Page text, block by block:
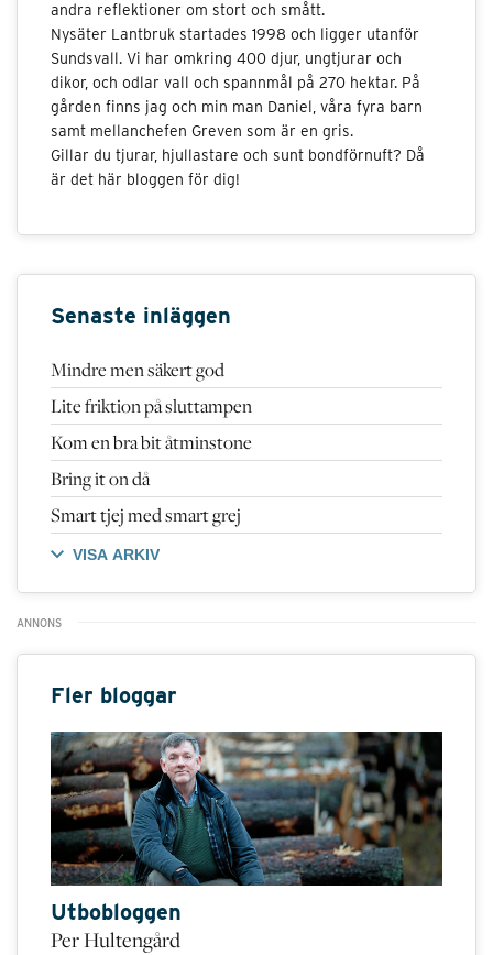
andra reflektioner om stort och smått.
Nysäter Lantbruk startades 1998 och ligger utanför
Sundsvall. Vi har omkring 400 djur, ungtjurar och
dikor, och odlar vall och spannmål på 270 hektar. På
gården finns jag och min man Daniel, våra fyra barn
samt mellanchefen Greven som är en gris.
Gillar du tjurar, hjullastare och sunt bondförnuft? Då
är det här bloggen för dig!
Senaste inläggen
Mindre men säkert god
Lite friktion på sluttampen
Kom en bra bit åtminstone
Bring it on då
Smart tjej med smart grej
VISA ARKIV
Fler bloggar
Utbobloggen
Per Hultengård